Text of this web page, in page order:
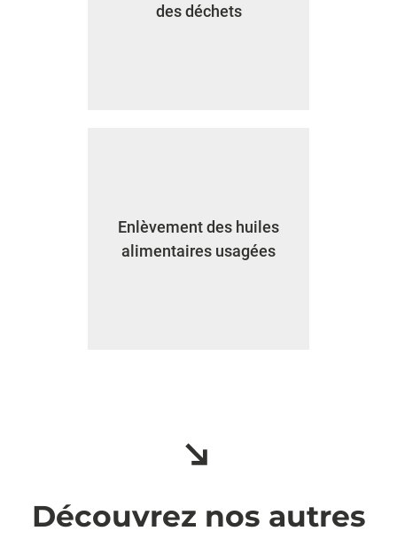
des déchets
Enlèvement des huiles
alimentaires usagées
Découvrez nos autres